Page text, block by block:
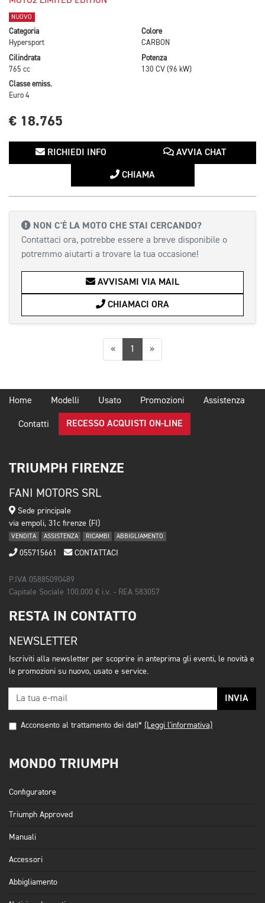
NUOVO
Categoria
Hypersport
Colore
CARBON
Cilindrata
765 cc
Potenza
130 CV (96 kW)
Classe emiss.
Euro 4
€ 18.765
RICHIEDI INFO AVVIA CHAT
CHIAMA
NON C'È LA MOTO CHE STAI CERCANDO?
Contattaci ora, potrebbe essere a breve disponibile o
potremmo aiutarti a trovare la tua occasione!
AVVISAMI VIA MAIL
CHIAMACI ORA
«Precedente
1 »Successiva
Home Modelli Usato Promozioni Assistenza
Contatti RECESSO ACQUISTI ON-LINE
TRIUMPH FIRENZE
FANI MOTORS SRL
Sede principale
via empoli, 31c firenze (FI)
VENDITA ASSISTENZA RICAMBI ABBIGLIAMENTO
055715661 CONTATTACI
P.IVA 05885090489
Capitale Sociale 100.000 € i.v. - REA 583057
RESTA IN CONTATTO
NEWSLETTER
Iscriviti alla newsletter per scoprire in anteprima gli eventi, le novità e
le promozioni su nuovo, usato e service.
INVIA
Acconsento al trattamento dei dati* (Leggi l'informativa)
MONDO TRIUMPH
Configuratore
Triumph Approved
Manuali
Accessori
Abbigliamento